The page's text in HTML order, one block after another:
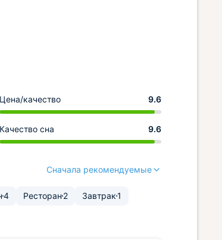
Цена/качество 9.6
Качество сна 9.6
Сначала рекомендуемые
4 Ресторан 2 Завтрак1